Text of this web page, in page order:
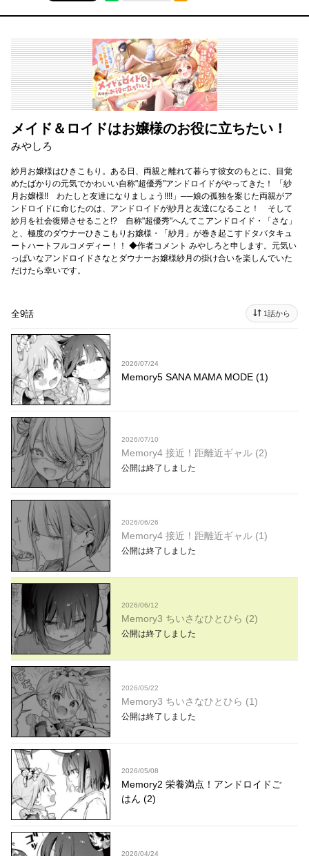
メイド＆ロイドはお嬢様のお役に立ちたい！
みやしろ
紗月お嬢様はひきこもり。ある日、両親と離れて暮らす彼女のもとに、目覚
めたばかりの元気でかわいい自称"超優秀"アンドロイドがやってきた！ 「紗
月お嬢様!! わたしと友達になりましょう!!!!」──娘の孤独を案じた両親がア
ンドロイドに命じたのは、アンドロイドが紗月と友達になること！ そして
紗月を社会復帰させること!? 自称"超優秀"へんてこアンドロイド・「さな」
と、極度のダウナーひきこもりお嬢様・「紗月」が巻き起こすドタバタキュ
ートハートフルコメディー！！ ◆作者コメント みやしろと申します。元気い
っぱいなアンドロイドさなとダウナーお嬢様紗月の掛け合いを楽しんでいた
だけたら幸いです。
全9話 1話から
2026/07/24
Memory5 SANA MAMA MODE (1)
2026/07/10
Memory4 接近！距離近ギャル (2)
公開は終了しました
2026/06/26
Memory4 接近！距離近ギャル (1)
公開は終了しました
2026/06/12
Memory3 ちいさなひとひら (2)
公開は終了しました
2026/05/22
Memory3 ちいさなひとひら (1)
公開は終了しました
2026/05/08
Memory2 栄養満点！アンドロイドご
はん (2)
2026/04/24